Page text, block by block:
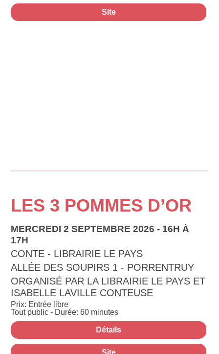
Site
LES 3 POMMES D’OR
MERCREDI 2 SEPTEMBRE 2026 - 16H À
17H
CONTE - LIBRAIRIE LE PAYS
ALLÉE DES SOUPIRS 1 - PORRENTRUY
ORGANISÉ PAR LA LIBRAIRIE LE PAYS ET
ISABELLE LAVILLE CONTEUSE
Prix: Entrée libre
Tout public - Durée: 60 minutes
Détails
Site